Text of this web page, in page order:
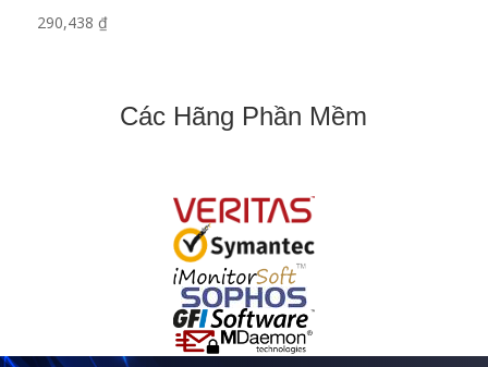
290,438 ₫
Các Hãng Phần Mềm